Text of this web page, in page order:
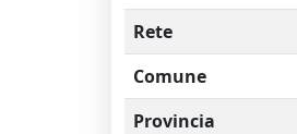
Rete
Comune
Provincia